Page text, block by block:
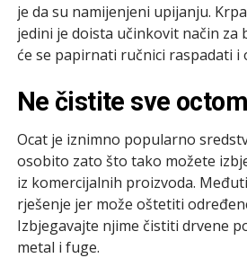
je da su namijenjeni upijanju.
jedini je doista učinkovit način za
će se papirnati ručnici raspadati i
Ne čistite sve octom
Ocat je iznimno popularno
osobito zato što tako možete
iz komercijalnih proizvoda.
rješenje jer može oštetiti
Izbjegavajte njime čistiti drvene
metal i fuge.